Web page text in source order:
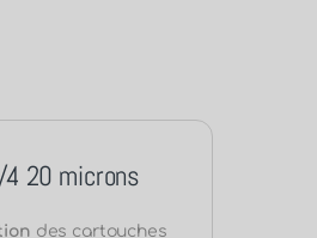
20 microns
des cartouches